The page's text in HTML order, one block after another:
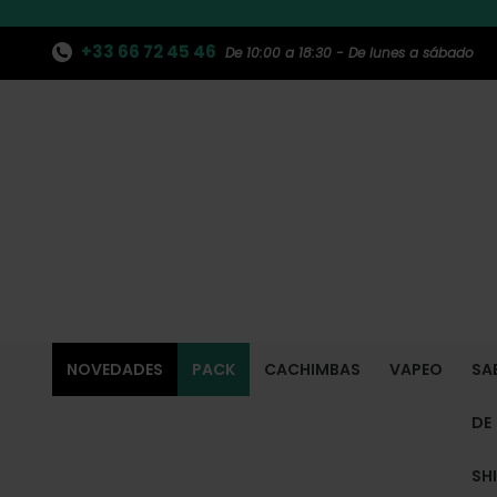
+33 66 72 45 46 De 10:00 a 18:30 - De lunes a sábado
NOVEDADES PACK CACHIMBAS VAPEO
DE